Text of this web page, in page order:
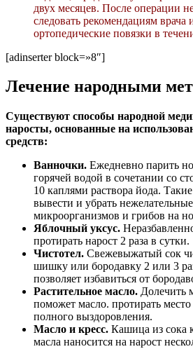
двух месяцев. После операции
следовать рекомендациям врача
ортопедические повязки в
[adinserter block=»8″]
Лечение народными
Существуют способы народной
наросты, основанные на
средств:
Ванночки. Ежедневно парить
горячей водой в сочетании со
10 каплями раствора йода.
вывести и убрать
микроорганизмов и грибов на
Яблочный уксус.
протирать нарост 2 раза в сутки.
Чистотел. Свежевыжатый сок
шишку или бородавку 2 или 3
позволяет избавиться от
Растительное масло. Долечить
поможет масло. протирать
полного выздоровления.
Масло и кресс. Кашица из сока
масла наносится на нарост